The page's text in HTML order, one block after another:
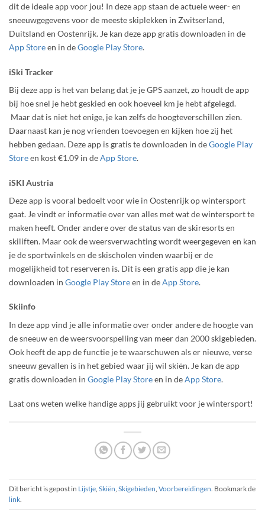
dit de ideale app voor jou! In deze app staan de actuele weer- en
sneeuwgegevens voor de meeste skiplekken in Zwitserland,
Duitsland en Oostenrijk. Je kan deze app gratis downloaden in de
App Storeen in deGoogle Play Store.
iSki Tracker
Bij deze app is het van belang dat je je GPS aanzet, zo houdt de app
bij hoe snel je hebt geskied en ook hoeveel km je hebt afgelegd.
Maar dat is niet het enige, je kan zelfs de hoogteverschillen zien.
Daarnaast kan je nog vrienden toevoegen en kijken hoe zij het
hebben gedaan. Deze app is gratis te downloaden in deGoogle Play
Storeen kost €1.09 in deApp Store.
iSKI Austria
Deze app is vooral bedoelt voor wie in Oostenrijk op wintersport
gaat. Je vindt er informatie over van alles met wat de wintersport te
maken heeft. Onder andere over de status van de skiresorts en
skiliften. Maar ook de weersverwachting wordt weergegeven en kan
je de sportwinkels en de skischolen vinden waarbij er de
mogelijkheid tot reserveren is. Dit is een gratis app die je kan
downloaden in Google Play Storeen in deApp Store.
Skiinfo
In deze app vind je alle informatie over onder andere de hoogte van
de sneeuw en de weersvoorspelling van meer dan 2000 skigebieden.
Ook heeft de app de functie je te waarschuwen als er nieuwe, verse
sneeuw gevallen is in het gebied waar jij wil skiën. Je kan de app
gratis downloaden in Google Play Storeen in deApp Store.
Laat ons weten welke handige apps jij gebruikt voor je wintersport!
Dit bericht is gepost in Lijstje Skiën Skigebieden Voorbereidingen . Bookmark de
link